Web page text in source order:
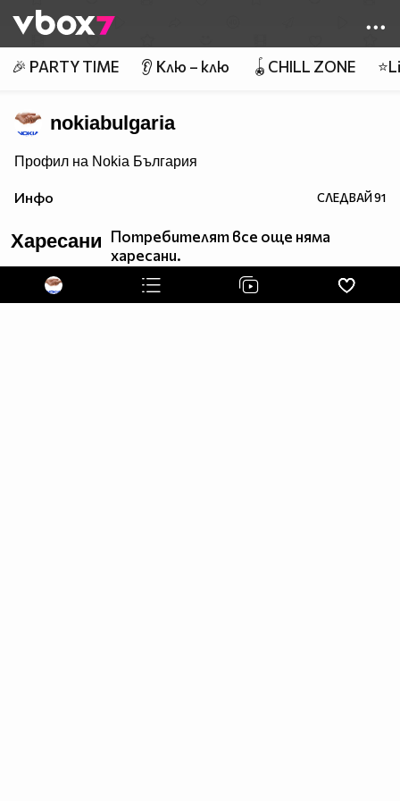
👾
🎉 PARTY TIME 👂 Клю – клю 🪀CHILL ZONE
nokiabulgaria
Профил на Nokia България
Инфо СЛЕДВАЙ91
Харесани Потребителят все още няма
харесани.